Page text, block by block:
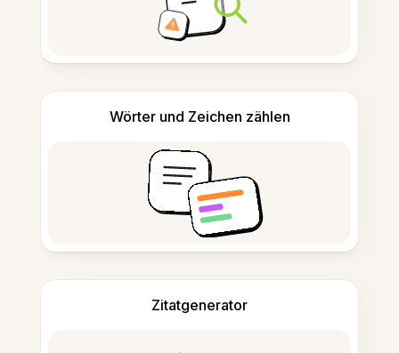
Wörter und Zeichen zählen
Zitatgenerator